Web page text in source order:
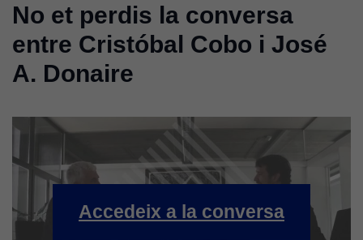
No et perdis la conversa
entre Cristóbal Cobo i José
A. Donaire
Accedeix a la conversa